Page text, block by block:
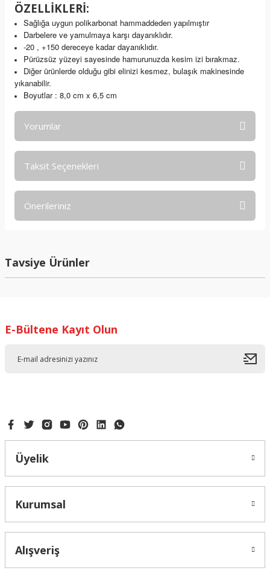
ÖZELLİKLERİ:
Sağlığa uygun polikarbonat hammaddeden yapılmıştır
Darbelere ve yamulmaya karşı dayanıklıdır.
-20 , +150 dereceye kadar dayanıklıdır.
Pürüzsüz yüzeyi sayesinde hamurunuzda kesim izi bırakmaz.
Diğer ürünlerde olduğu gibi elinizi kesmez, bulaşık makinesinde
yıkanabilir.
Boyutlar : 8,0 cm x 6,5 cm
Yorumlar
Taksit Seçenekleri
Önerileriniz
kullanarak tarafımıza iletebilirsiniz.
Görüş ve önerileriniz için teşekkür ederiz.
Ürün bilgilerinde hatalar bulunuyor.
Tavsiye Ürünler
KAR TANESİ ENJEKTÖRLÜ 3LÜ KALIBI
142,50 ₺
E-Bültene Kayıt Olun
Üyelik
Kurumsal
Alışveriş